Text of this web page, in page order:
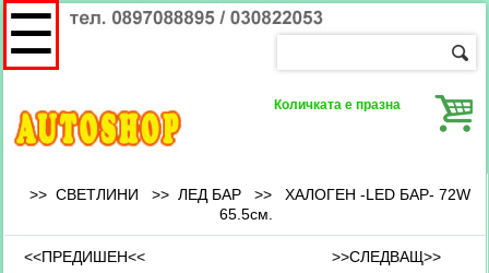
Количката е празна
☰
>> СВЕТЛИНИ >> ЛЕД БАР >> ХАЛОГЕН -LED БАР- 72W
65.5см.
<<ПРЕДИШЕН<< >>СЛЕДВАЩ>>